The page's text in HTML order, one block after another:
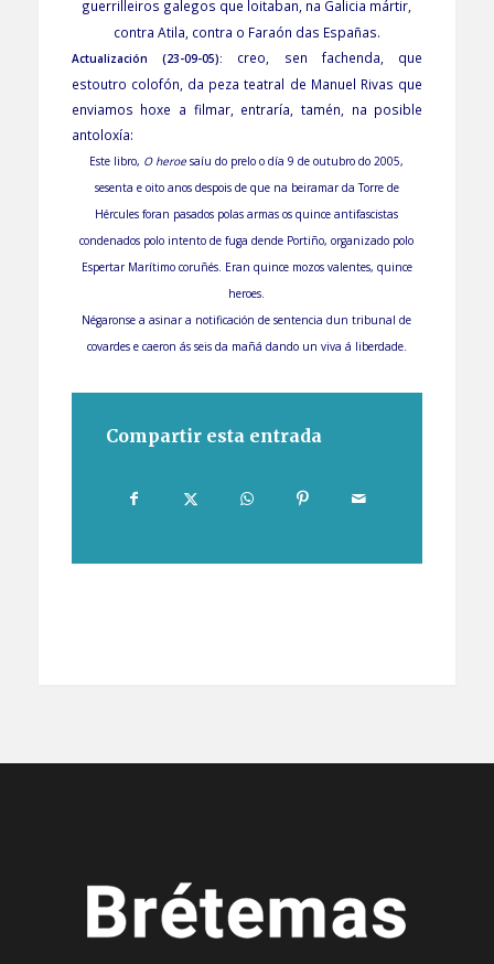
guerrilleiros galegos que loitaban, na Galicia mártir,
contra Atila, contra o Faraón das Españas.
Actualización (23-09-05):
creo, sen fachenda, que
estoutro colofón, da peza teatral de Manuel Rivas que
enviamos hoxe a filmar, entraría, tamén, na posible
antoloxía:
Este libro, O heroe saíu do prelo o día 9 de outubro do 2005,
sesenta e oito anos despois de que na beiramar da Torre de
Hércules foran pasados polas armas os quince antifascistas
condenados polo intento de fuga dende Portiño, organizado polo
Espertar Marítimo coruñés. Eran quince mozos valentes, quince
heroes.
Négaronse a asinar a notificación de sentencia dun tribunal de
covardes e caeron ás seis da mañá dando un viva á liberdade.
Compartir esta entrada